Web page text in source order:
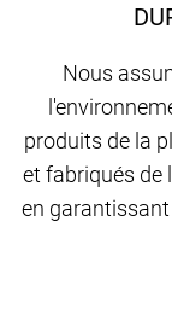
Nous
produits de la
et fabriqués de
en